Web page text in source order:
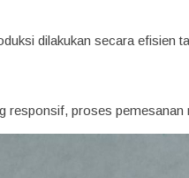
dilakukan secara efisien
proses pemesanan